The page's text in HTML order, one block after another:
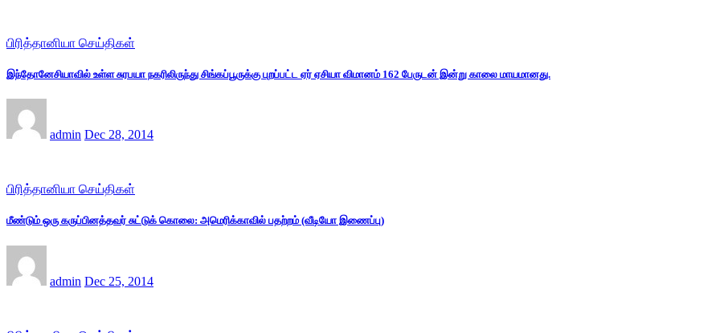
பிரித்தானியா செய்திகள்
இந்தோனேசியாவில் உள்ள சுரபயா நகரிலிருந்து சிங்கப்பூருக்கு புறப்பட்ட ஏர் ஏசியா விமானம் 162 பேருடன் இன்று காலை மாயமானது.
admin Dec 28, 2014
பிரித்தானியா செய்திகள்
மீண்டும் ஒரு கருப்பினத்தவர் சுட்டுக் கொலை: அமெரிக்காவில் பதற்றம் (வீடியோ இணைப்பு)
admin Dec 25, 2014